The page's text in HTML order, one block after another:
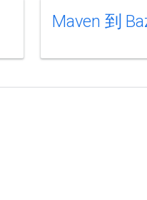
Maven 到